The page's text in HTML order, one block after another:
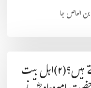
(۱)حضرت علی کو مولاعلی کہہ سکتے ہیں؟(۲)اہل بیت